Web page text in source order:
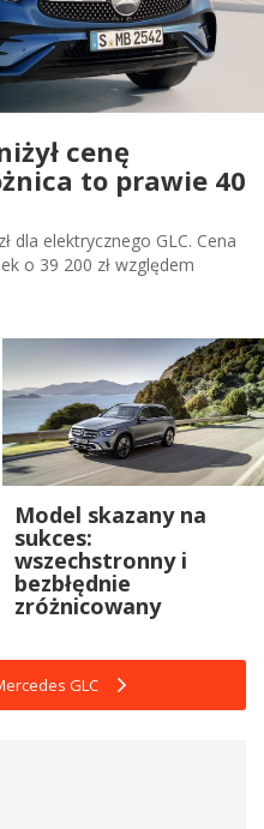
cenę
to prawie 40
dla elektrycznego GLC. Cena
o 39 200 zł względem
Model skazany na
sukces:
wszechstronny i
bezbłędnie
zróżnicowany
GLC